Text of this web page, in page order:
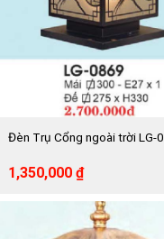
Đèn Trụ Cổng ngoài trời LG-
Giá
gốc
là:
1,350,000 ₫Giá
hiện
tại
là:
1,350,000 ₫.